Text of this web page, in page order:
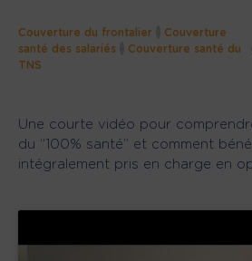
Couverture du frontalier - Couverture
santé des salariés - Couverture santé du
TNS
Une courte vidéo pour
du “100% santé” et comment
intégralement pris en charge en